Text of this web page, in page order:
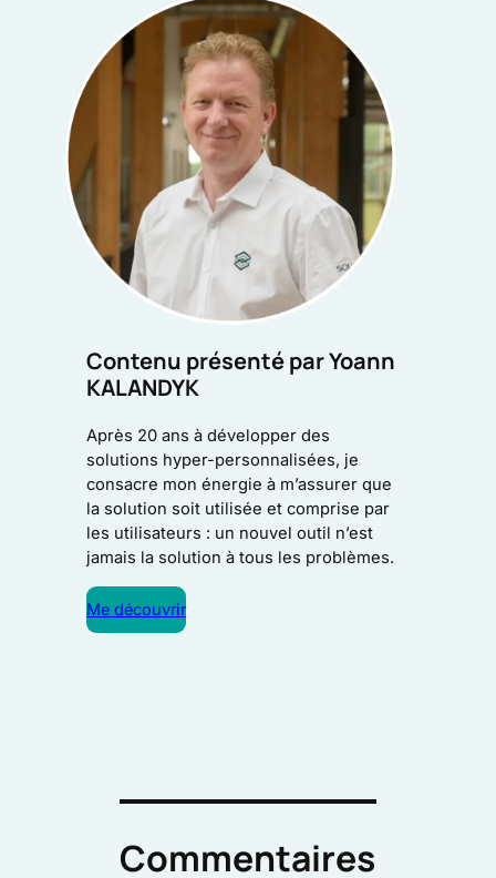
Contenu présenté par Yoann
KALANDYK
Après 20 ans à développer des
solutions hyper-personnalisées, je
consacre mon énergie à m’assurer que
la solution soit utilisée et comprise par
les utilisateurs : un nouvel outil n’est
jamais la solution à tous les problèmes.
Me découvrir
Commentaires